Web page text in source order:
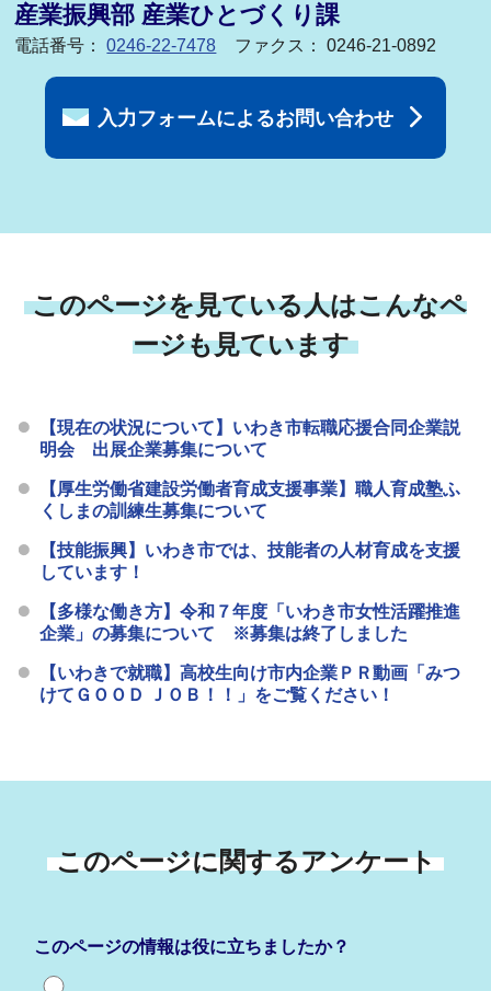
産業振興部 産業ひとづくり課
電話番号：0246-22-7478 ファクス： 0246-21-0892
入力フォームによるお問い合わせ
このページを見ている人はこんなペ
ージも見ています
【現在の状況について】いわき市転職応援合同企業説
明会 出展企業募集について
【厚生労働省建設労働者育成支援事業】職人育成塾ふ
くしまの訓練生募集について
【技能振興】いわき市では、技能者の人材育成を支援
しています！
【多様な働き方】令和７年度「いわき市女性活躍推進
企業」の募集について ※募集は終了しました
【いわきで就職】高校生向け市内企業ＰＲ動画「みつ
けてＧＯＯＤ ＪＯＢ！！」をご覧ください！
このページに関するアンケート
このページの情報は役に立ちましたか？